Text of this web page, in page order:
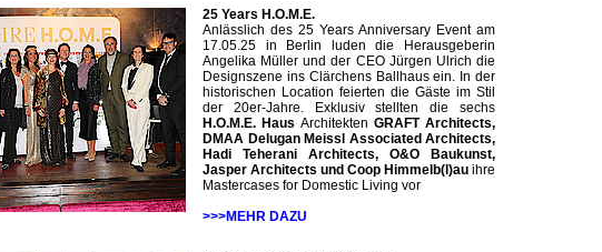
25 Years H.O.M.E.
Anlässlich des 25 Years Anniversary Event am
17.05.25 in Berlin luden die Herausgeberin
Angelika Müller und der CEO Jürgen Ulrich die
Designszene ins Clärchens Ballhaus ein. In der
historischen Location feierten die Gäste im Stil
der 20er-Jahre. Exklusiv stellten die sechs
H.O.M.E. Haus Architekten GRAFT Architects,
DMAA Delugan Meissl Associated Architects,
Hadi Teherani Architects, O&O Baukunst,
Jasper Architects und Coop Himmelb(l)au ihre
Mastercases for Domestic Living vor
>>>MEHR DAZU